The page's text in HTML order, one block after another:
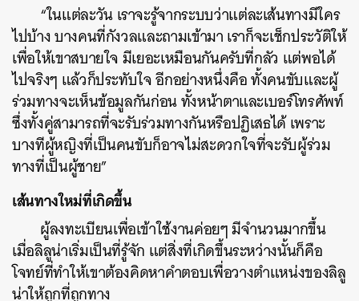
“ในแต่ละวัน เราจะรู้จากระบบว่าแต่ละเส้นทางมีใคร
ไปบ้าง บางคนที่กังวลและถามเข้ามา เราก็จะเช็กประวัติให้
เพื่อให้เขาสบายใจ มีเยอะเหมือนกันครับที่กลัว แต่พอได้
ไปจริงๆ แล้วก็ประทับใจ อีกอย่างหนึ่งคือ ทั้งคนขับและผู้
ร่วมทางจะเห็นข้อมูลกันก่อน ทั้งหน้าตาและเบอร์โทรศัพท์
ซึ่งทั้งคู่สามารถที่จะรับร่วมทางกันหรือปฏิเสธได้ เพราะ
บางทีผู้หญิงที่เป็นคนขับก็อาจไม่สะดวกใจที่จะรับผู้ร่วม
ทางที่เป็นผู้ชาย”
เส้นทางใหม่ที่เกิดขึ้น
ผู้ลงทะเบียนเพื่อเข้าใช้งานค่อยๆ มีจำนวนมากขึ้น
เมื่อลิลูน่าเริ่มเป็นที่รู้จัก แต่สิ่งที่เกิดขึ้นระหว่างนั้นก็คือ
โจทย์ที่ทำให้เขาต้องคิดหาคำตอบเพื่อวางตำแหน่งของลิลู
น่าให้ถูกที่ถูกทาง